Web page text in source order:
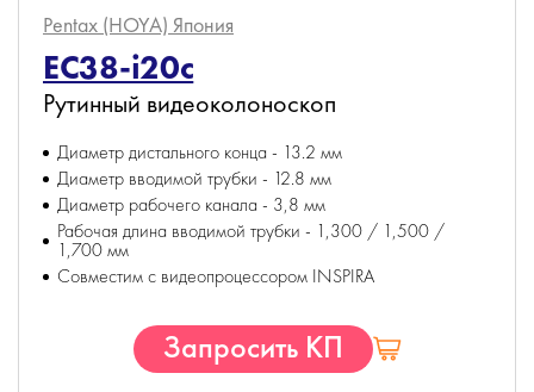
Pentax (HOYA) Япония
EC38-i20c
Рутинный видеоколоноскоп
Диаметр дистального конца - 13.2 мм
Диаметр вводимой трубки - 12.8 мм
Диаметр рабочего канала - 3,8 мм
Рабочая длина вводимой трубки - 1,300 / 1,500 /
1,700 мм
Совместим с видеопроцессором INSPIRA
Запросить КП